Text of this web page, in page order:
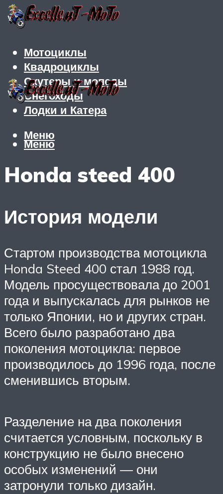
Мотоциклы
Квадроциклы
Скутеры и мопеды
Снегоходы
Лодки и Катера
Меню
Меню
Honda steed 400
История модели
Стартом производства мотоцикла
Honda Steed 400 стал 1988 год.
Модель просуществовала до 2001
года и выпускалась для рынков не
только Японии, но и других стран.
Всего было разработано два
поколения мотоцикла: первое
производилось до 1996 года, после
сменившись вторым.
Разделение на два поколения
считается условным, поскольку в
конструкцию не было внесено
особых изменений — они
затронули только дизайн.